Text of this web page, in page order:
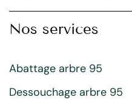
Nos services
Abattage arbre 95
Dessouchage arbre 95